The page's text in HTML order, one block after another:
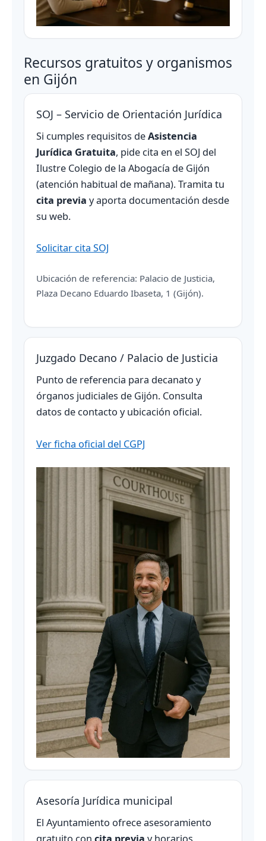
Recursos gratuitos y organismos
en Gijón
SOJ – Servicio de Orientación Jurídica
Si cumples requisitos deAsistencia
Jurídica Gratuita, pide cita en el SOJ del
Ilustre Colegio de la Abogacía de Gijón
(atención habitual de mañana). Tramita tu
cita previa y aporta documentación desde
su web.
Solicitar cita SOJ
Ubicación de referencia: Palacio de Justicia,
Plaza Decano Eduardo Ibaseta, 1 (Gijón).
Juzgado Decano / Palacio de Justicia
Punto de referencia para decanato y
órganos judiciales de Gijón. Consulta
datos de contacto y ubicación oficial.
Ver ficha oficial del CGPJ
Asesoría Jurídica municipal
El Ayuntamiento ofrece asesoramiento
gratuito con cita previa y horarios